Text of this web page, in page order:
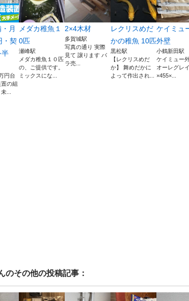
月
・契
円台
置の組
...
メダカ稚魚１
0匹
瀬峰駅
メダカ稚魚１０匹
の、ご提供です。
ミックスにな...
2×4木材
多賀城駅
写真の通り 実際
見て 譲ります バ
ラ売...
レクリスめだ
かの稚魚 10匹
黒松駅
【レクリスめだ
か】 舞めだかに
よって作出され...
ケイミュ
外壁
小鶴新田駅
ケイミュー
オーレグレ
×455×...
のその他の投稿記事：